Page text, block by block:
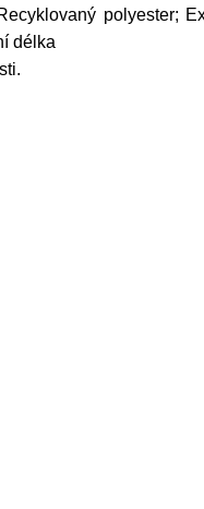
polyester;
délka